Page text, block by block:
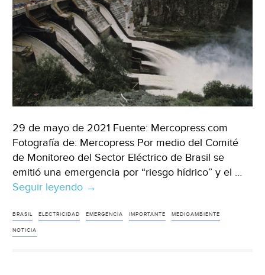
29 de mayo de 2021 Fuente: Mercopress.com
Fotografía de: Mercopress Por medio del Comité
de Monitoreo del Sector Eléctrico de Brasil se
emitió una emergencia por “riesgo hídrico” y el …
Seguir leyendo Brasil
Brasil
→
BRASIL ELECTRICIDAD EMERGENCIA IMPORTANTE MEDIOAMBIENTE
NOTICIA